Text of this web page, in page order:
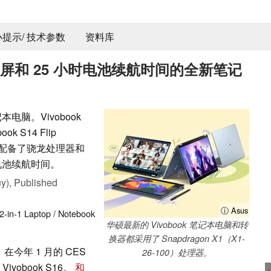
示/ 技术参数 资料库
和 25 小时电池续航时间的全新笔记
ⓘ Asus
华硕最新的 Vivobook 笔记本电脑和转
换器都采用了 Snapdragon X1（X1-
26-100）处理器。
电脑。Vivobook
S14 Flip
备了骁龙处理器和
续航时间。
Published
in-1 Laptop / Notebook
今年 1 月的 CES
S16。 和